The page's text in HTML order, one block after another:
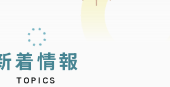
着情報
TOPICS